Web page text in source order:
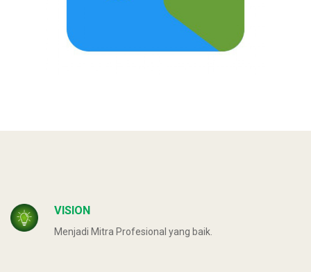
VISION
Menjadi Mitra Profesional yang baik.